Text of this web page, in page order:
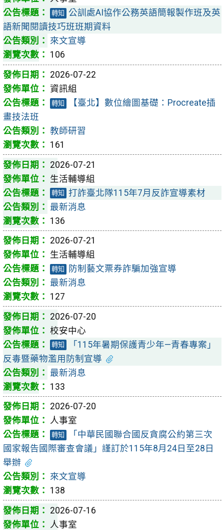
轉知
公訓處AI協作公務英語簡報製作班及英
語新聞閱讀技巧班班期資料
來文宣導
106
2026-07-22
資訊組
轉知
【臺北】數位繪圖基礎：Procreate插
畫技法班
教師研習
161
2026-07-21
生活輔導組
轉知
打詐臺北隊115年7月反詐宣導素材
最新消息
136
2026-07-21
生活輔導組
轉知
防制藝文票券詐騙加強宣導
最新消息
127
2026-07-20
校安中心
轉知
「115年暑期保護青少年—青春專案」
反毒暨藥物濫用防制宣導
最新消息
133
2026-07-20
人事室
轉知
「中華民國聯合國反貪腐公約第三次
國家報告國際審查會議」謹訂於115年8月24日至28日
舉辦
來文宣導
138
2026-07-16
人事室